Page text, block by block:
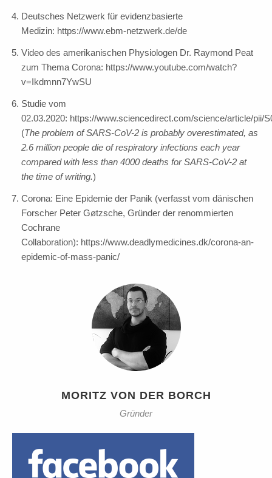
Deutsches Netzwerk für evidenzbasierte
Medizin: https://www.ebm-netzwerk.de/de
Video des amerikanischen Physiologen Dr. Raymond Peat
zum Thema Corona: https://www.youtube.com/watch?
v=Ikdmnn7YwSU
Studie vom
02.03.2020: https://www.sciencedirect.com/science/article/pii/
(The problem of SARS-CoV-2 is probably overestimated, as
2.6 million people die of respiratory infections each year
compared with less than 4000 deaths for SARS-CoV-2 at
the time of writing.)
Corona: Eine Epidemie der Panik (verfasst vom dänischen
Forscher Peter Gøtzsche, Gründer der renommierten
Cochrane
Collaboration): https://www.deadlymedicines.dk/corona-an-
epidemic-of-mass-panic/
MORITZ VON DER BORCH
Gründer